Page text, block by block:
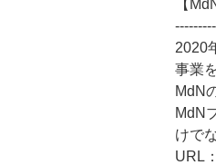
【
2020
事業
MdN
MdN
けで
URL：